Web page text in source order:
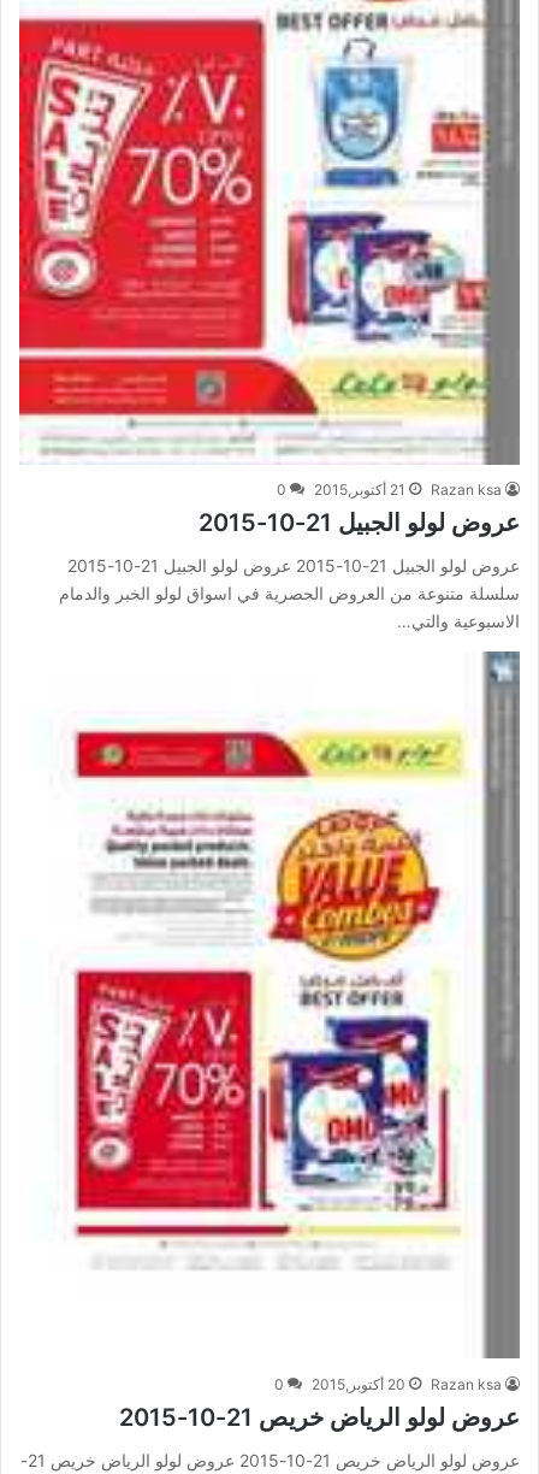
Razan ksa 21 أكتوبر,2015 0
عروض لولو الجبيل 21-10-2015
عروض لولو الجبيل 21-10-2015 عروض لولو الجبيل 21-10-2015
سلسلة متنوعة من العروض الحصرية في اسواق لولو الخبر والدمام
الاسبوعية والتي…
Razan ksa 20 أكتوبر,2015 0
عروض لولو الرياض خريص 21-10-2015
عروض لولو الرياض خريص 21-10-2015 عروض لولو الرياض خريص 21-